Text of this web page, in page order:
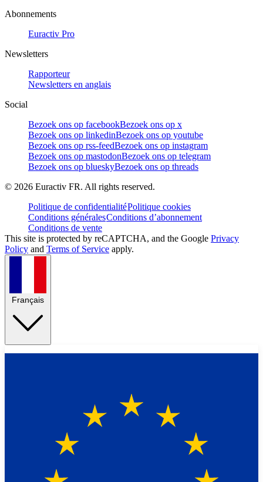
Abonnements
Euractiv Pro
Newsletters
Rapporteur
Newsletters en anglais
Social
Bezoek ons op facebookBezoek ons op x
Bezoek ons op linkedinBezoek ons op youtube
Bezoek ons op rss-feedBezoek ons op instagram
Bezoek ons op mastodonBezoek ons op telegram
Bezoek ons op blueskyBezoek ons op threads
© 2026 Euractiv FR. All rights reserved.
Politique de confidentialitéPolitique cookies
Conditions généralesConditions d’abonnement
Conditions de vente
This site is protected by reCAPTCHA, and the Google Privacy
Policy and Terms of Service apply.
Français